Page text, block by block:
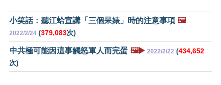
小笑話：聽江蛤宣講「三個呆婊」時的注意事項 🖼️
2022/2/24 (379,083次)
中共極可能因這事觸怒軍人而完蛋 🖼️▶️ 2022/2/22 (434,652
次)